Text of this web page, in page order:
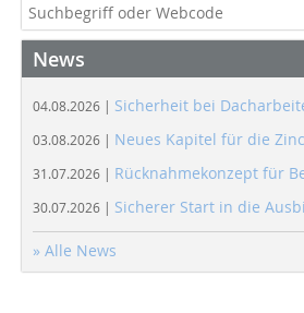
News
04.08.2026 | Sicherheit bei
03.08.2026 | Neues Kapitel für die
31.07.2026 | Rücknahmekonzept für
30.07.2026 | Sicherer Start in die
» Alle News